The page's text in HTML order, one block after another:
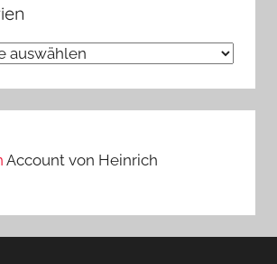
Account von Heinrich